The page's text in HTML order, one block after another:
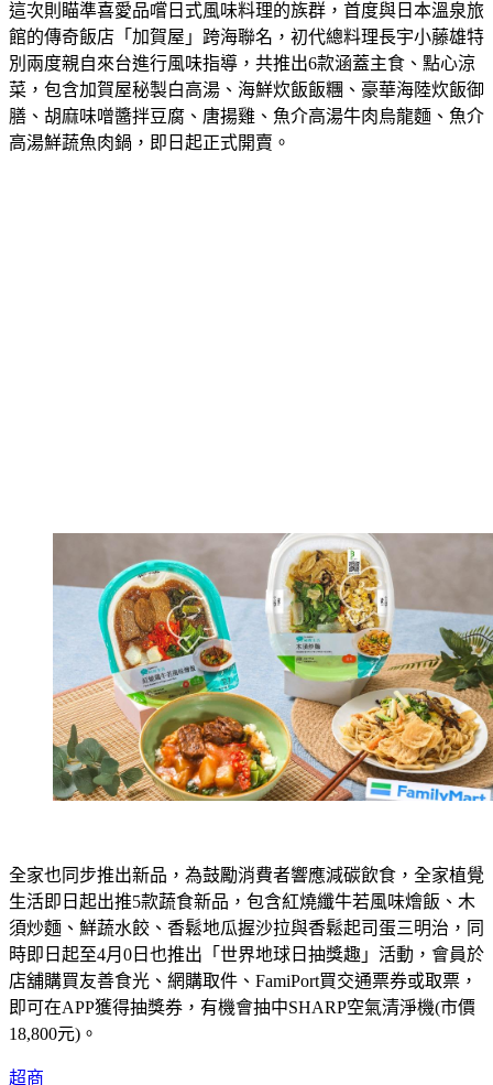
這次則瞄準喜愛品嚐日式風味料理的族群，首度與日本溫泉旅
館的傳奇飯店「加賀屋」跨海聯名，初代總料理長宇小藤雄特
別兩度親自來台進行風味指導，共推出6款涵蓋主食、點心涼
菜，包含加賀屋秘製白高湯、海鮮炊飯飯糰、豪華海陸炊飯御
膳、胡麻味噌醬拌豆腐、唐揚雞、魚介高湯牛肉烏龍麵、魚介
高湯鮮蔬魚肉鍋，即日起正式開賣。
全家也同步推出新品，為鼓勵消費者響應減碳飲食，全家植覺
生活即日起出推5款蔬食新品，包含紅燒纖牛若風味燴飯、木
須炒麵、鮮蔬水餃、香鬆地瓜握沙拉與香鬆起司蛋三明治，同
時即日起至4月0日也推出「世界地球日抽獎趣」活動，會員於
店舖購買友善食光、網購取件、FamiPort買交通票券或取票，
即可在APP獲得抽獎券，有機會抽中SHARP空氣清淨機(市價
18,800元)。
超商